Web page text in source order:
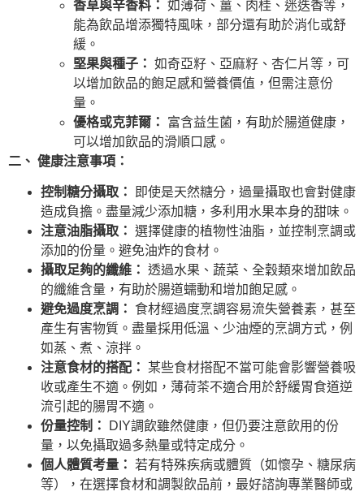
香草與辛香料： 如薄荷、薑、肉桂、迷迭香等，
能為飲品增添獨特風味，部分還有助於消化或舒
緩。
堅果與種子： 如奇亞籽、亞麻籽、杏仁片等，可
以增加飲品的飽足感和營養價值，但需注意份
量。
優格或克菲爾：
富含益生菌，有助於腸道健康，
可以增加飲品的滑順口感。
二、 健康注意事項：
控制糖分攝取：
即使是天然糖分，過量攝取也會對健康
造成負擔。盡量減少添加糖，多利用水果本身的甜味。
注意油脂攝取： 選擇健康的植物性油脂，並控制烹調或
添加的份量。避免油炸的食材。
攝取足夠的纖維： 透過水果、蔬菜、全穀類來增加飲品
的纖維含量，有助於腸道蠕動和增加飽足感。
避免過度烹調：
食材經過度烹調容易流失營養素，甚至
產生有害物質。盡量採用低溫、少油煙的烹調方式，例
如蒸、煮、涼拌。
注意食材的搭配：
某些食材搭配不當可能會影響營養吸
收或產生不適。例如，薄荷茶不適合用於舒緩胃食道逆
流引起的腸胃不適。
份量控制：
DIY調飲雖然健康，但仍要注意飲用的份
量，以免攝取過多熱量或特定成分。
個人體質考量： 若有特殊疾病或體質（如懷孕、糖尿病
等），在選擇食材和調製飲品前，最好諮詢專業醫師或